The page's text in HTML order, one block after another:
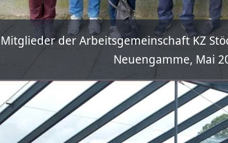
Mitglieder der Arbeitsgemeinschaft KZ
Neuengamme, Mai